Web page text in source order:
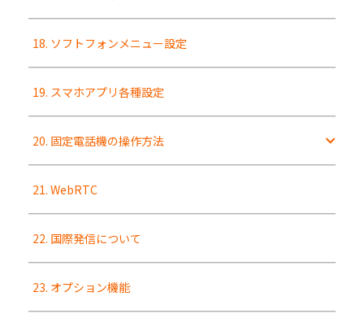
18. ソフトフォンメニュー設定
19. スマホアプリ各種設定
20. 固定電話機の操作方法
21. WebRTC
22. 国際発信について
23. オプション機能